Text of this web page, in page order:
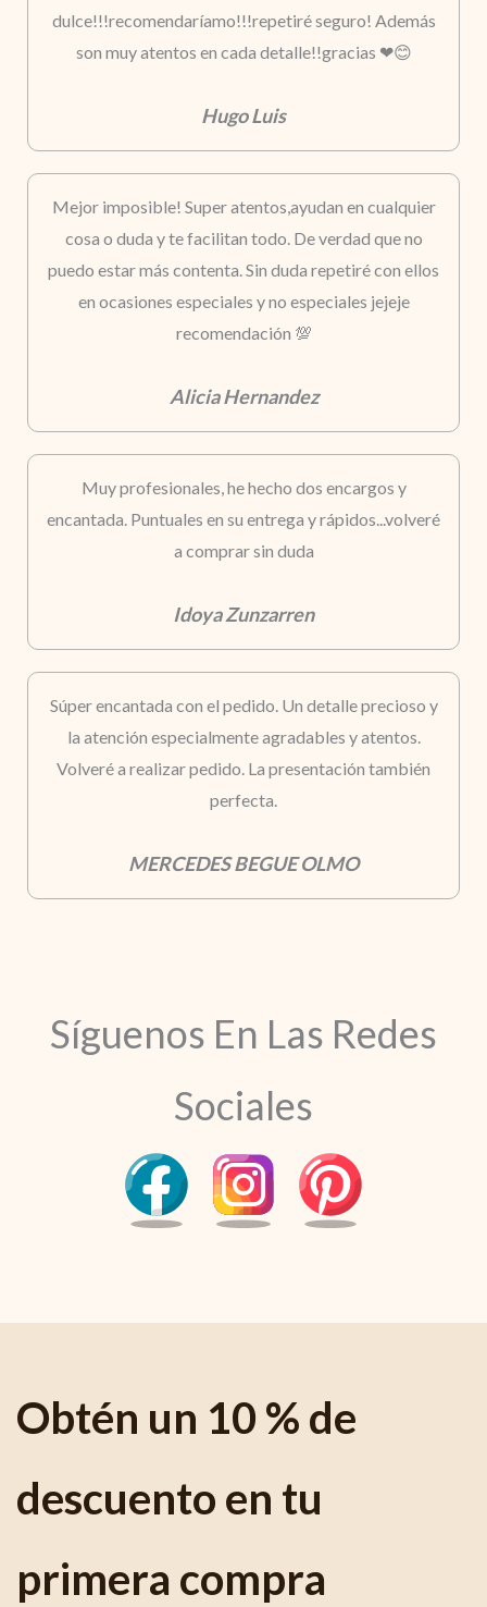
dulce!!!recomendaríamo!!!repetiré seguro! Además
son muy atentos en cada detalle!!gracias ❤😊
Hugo Luis
Mejor imposible! Super atentos,ayudan en cualquier
cosa o duda y te facilitan todo. De verdad que no
puedo estar más contenta. Sin duda repetiré con ellos
en ocasiones especiales y no especiales jejeje
recomendación 💯
Alicia Hernandez
Muy profesionales, he hecho dos encargos y
encantada. Puntuales en su entrega y rápidos...volveré
a comprar sin duda
Idoya Zunzarren
Súper encantada con el pedido. Un detalle precioso y
la atención especialmente agradables y atentos.
Volveré a realizar pedido. La presentación también
perfecta.
MERCEDES BEGUE OLMO
Síguenos En Las Redes
Sociales
Obtén un 10 % de
descuento en tu
primera compra